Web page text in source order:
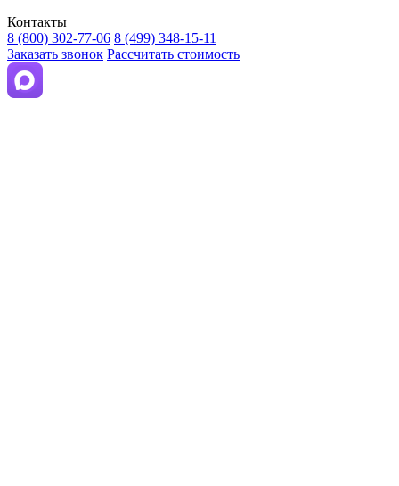
Контакты
8 (800) 302-77-06 8 (499) 348-15-11
Заказать звонок Рассчитать стоимость